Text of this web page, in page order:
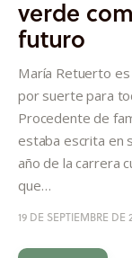
verde
futuro
María Retuerto es
por suerte para
Procedente de
estaba escrita en
año de la carrera
que…
19 DE SEPTIEMBRE DE